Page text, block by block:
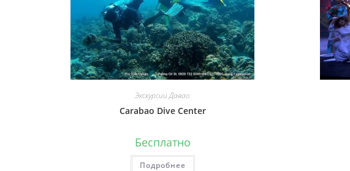
Экскурсии Давао
Carabao Dive Center
Бесплатно
Подробнее